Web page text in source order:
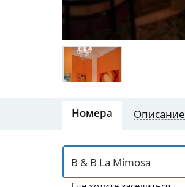
Номера Описание